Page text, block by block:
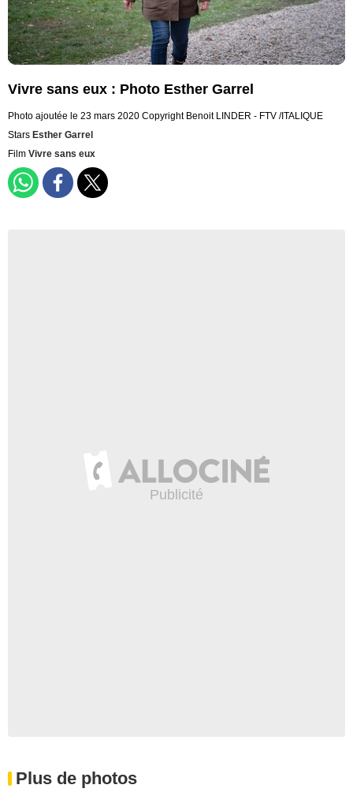
Vivre sans eux : Photo Esther Garrel
Photo ajoutée le 23 mars 2020 Copyright Benoit LINDER - FTV /ITALIQUE
Stars Esther Garrel
Film Vivre sans eux
Plus de photos